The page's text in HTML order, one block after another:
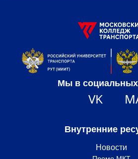
Мы в социальных
VK
Внутренние
Новости